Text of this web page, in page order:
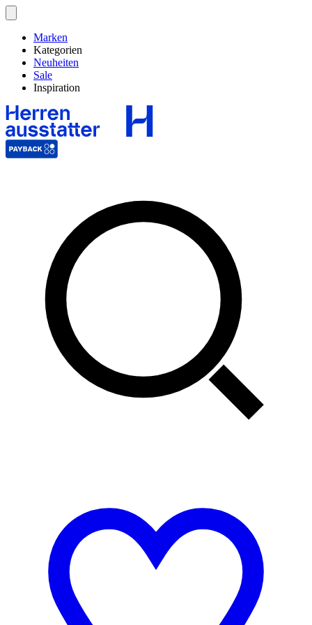
Marken
Kategorien
Neuheiten
Sale
Inspiration